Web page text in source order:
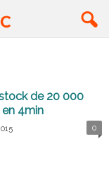
de 20 000
4min
0